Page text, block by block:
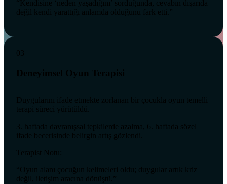
“Kendisine ‘neden yaşadığını’ sorduğunda, cevabın dışarıda
değil kendi yarattığı anlamda olduğunu fark etti.”
03
Deneyimsel Oyun Terapisi
Duygularını ifade etmekte zorlanan bir çocukla oyun temelli
terapi süreci yürütüldü.
3. haftada davranışsal tepkilerde azalma, 6. haftada sözel
ifade becerisinde belirgin artış gözlendi.
Terapist Notu:
“Oyun alanı çocuğun kelimeleri oldu; duygular artık kriz
değil, iletişim aracına dönüştü.”